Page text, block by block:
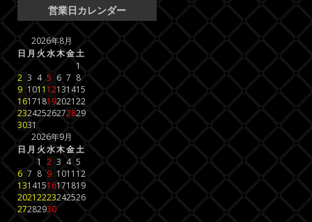
営業日カレンダー
2026年8月
日月火水木金土
1
2 3 4 5 6 7 8
9 1011 12131415
16171819202122
23242526272829
3031
2026年9月
日月 火水木金土
1 2 3 4 5
6 7 8 9 1011 12
13141516171819
20212223242526
27282930